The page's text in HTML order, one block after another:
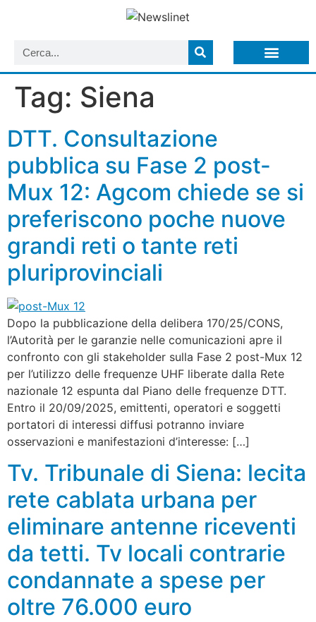
Tag: Siena
DTT. Consultazione
pubblica su Fase 2 post-
Mux 12: Agcom chiede se si
preferiscono poche nuove
grandi reti o tante reti
pluriprovinciali
Dopo la pubblicazione della delibera 170/25/CONS,
l’Autorità per le garanzie nelle comunicazioni apre il
confronto con gli stakeholder sulla Fase 2 post-Mux 12
per l’utilizzo delle frequenze UHF liberate dalla Rete
nazionale 12 espunta dal Piano delle frequenze DTT.
Entro il 20/09/2025, emittenti, operatori e soggetti
portatori di interessi diffusi potranno inviare
osservazioni e manifestazioni d’interesse: […]
Tv. Tribunale di Siena: lecita
rete cablata urbana per
eliminare antenne riceventi
da tetti. Tv locali contrarie
condannate a spese per
oltre 76.000 euro